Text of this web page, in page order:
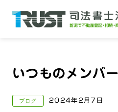
いつものメンバ
ブログ 2024年2月7日